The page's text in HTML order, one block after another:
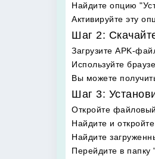
Найдите опцию
Активируйте эту
Шаг 2:
Загрузите APK-
Используйте
Вы можете
Шаг 3:
Откройте
Найдите и
Найдите
Перейдите в папку